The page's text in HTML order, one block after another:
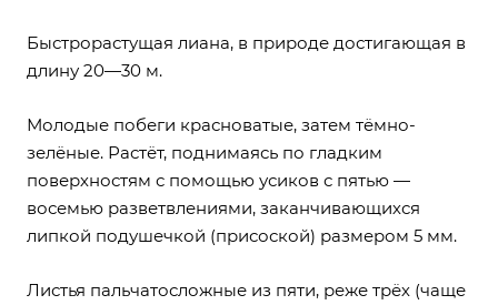
Быстрорастущая лиана, в природе достигающая в
длину 20—30 м.
Молодые побеги красноватые, затем тёмно-
зелёные. Растёт, поднимаясь по гладким
поверхностям с помощью усиков с пятью —
восемью разветвлениями, заканчивающихся
липкой подушечкой (присоской) размером 5 мм.
Листья пальчатосложные из пяти, реже трёх (чаще